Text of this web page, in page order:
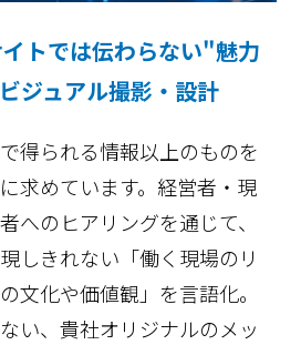
イトでは伝わらない"魅力
ジュアル撮影・設計
得られる情報以上のものを
求めています。経営者・現
へのヒアリングを通じて、
しきれない「働く現場のリ
文化や価値観」を言語化。
い、貴社オリジナルのメッ